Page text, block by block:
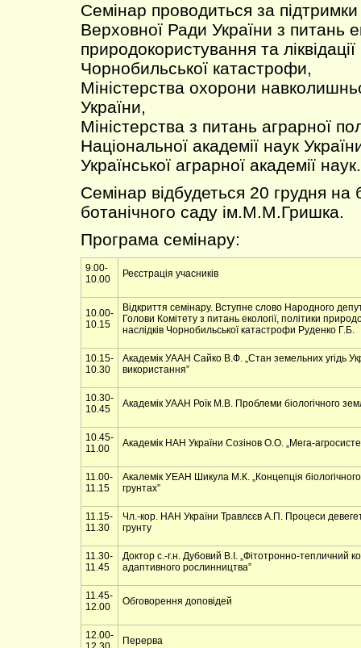
Семінар проводиться за підтримки
Верховної Ради України з питань
природокористування та ліквідації
Чорнобильської катастрофи,
Міністерства охорони
України,
Міністерства з питань аграрної
Національної академії наук
Української аграрної академії наук.
Семінар відбудеться 20 грудня на
ботанічного саду ім.М.М.Гришка.
Програма семінару:
9.00-
10.00
Реєстрація учасників
10.00-
10.15
Відкриття семінару. Вступне слово Народного
Голови Комітету з питань екології, політики
наслідків Чорнобильської катастрофи Руденко Г.Б.
10.15-
10.30
Академік УААН Сайко В.Ф. „Стан земельних угідь
використання”
10.30-
10.45
Академік УААН Роїк М.В. Проблеми біологічного
10.45-
11.00
Академік НАН України Созінов О.О. „Мега-
11.00-
11.15
Акалемік УЕАН Шикула М.К. „Концепція
грунтах”
11.15-
11.30
Чл.-кор. НАН України Травлєєв А.П. Процеси
грунту
11.30-
11.45
Доктор с.-г.н. Дубовий В.І. „Фітотронно-тепличний
адаптивного рослинництва”
11.45-
12.00
Обговорення доповідей
12.00-
Перерва